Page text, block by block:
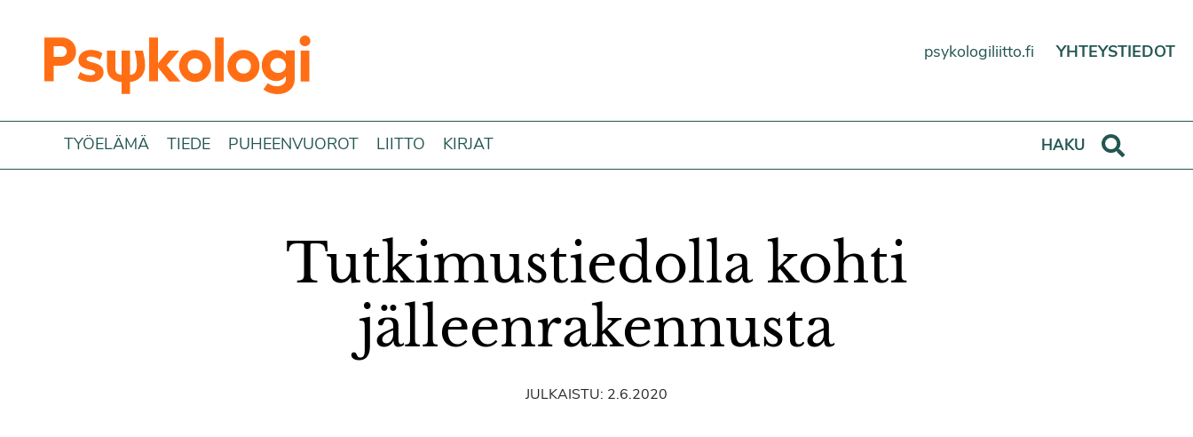
psykologiliitto.fi
YHTEYSTIEDOT
TYÖELÄMÄ TIEDE PUHEENVUOROT LIITTO KIRJAT
HAKU
Tutkimustiedolla kohti
jälleenrakennusta
JULKAISTU: 2.6.2020